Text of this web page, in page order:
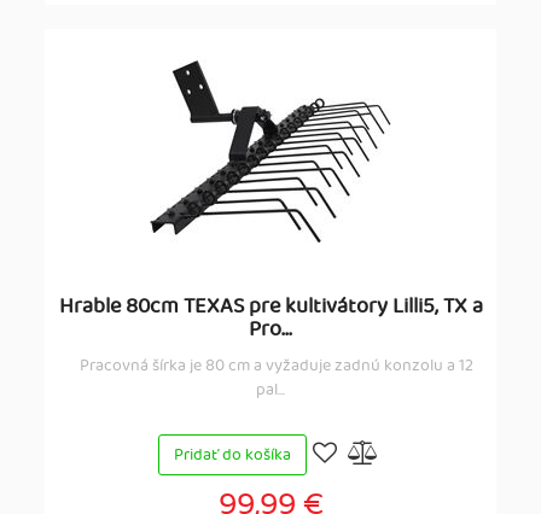
Hrable 80cm TEXAS pre kultivátory Lilli5, TX a
Pro...
Pracovná šírka je 80 cm a vyžaduje zadnú konzolu a 12
pal...
Pridať do košíka